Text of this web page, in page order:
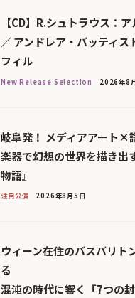
【CD】R.シュトラウス：
／ アンドレア・バッティス
フィル
New Release Selection 2026年8
岐阜発！ メディアアート
楽器で幻想の世界を描き出
物語』
注目公演 2026年8月5日
ウィーン在住のバスバリト
る
混沌の時代に響く「7つの封